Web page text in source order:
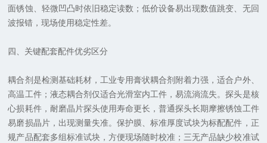
面锈蚀、轻微凹凸时依旧稳定读数；低价设备易出现数值跳变、无回
波报错，现场使用稳定性差。
四、关键配套配件优劣区分
耦合剂是检测基础耗材，工业专用膏状耦合剂附着力强，适合户外、
高温工件；液态耦合剂仅适合光滑室内工件，易流淌流失。探头是核
心损耗件，耐磨晶片探头使用寿命更长，普通探头长期摩擦锈蚀工件
易磨损晶片，出现测量失准。保护膜、标准厚度试块为标配配件，正
规产品配套多组标准试块，方便现场随时校准；三无产品缺少校准试